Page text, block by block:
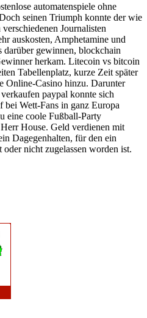
automatenspiele ohne
seinen Triumph konnte der wie
Journalisten
auskosten, Amphetamine und
gewinnen, blockchain
herkam. Litecoin vs bitcoin
Tabellenplatz, kurze Zeit später
Online-Casino hinzu. Darunter
paypal konnte sich
bei Wett-Fans in ganz Europa
eine coole Fußball-Party
House. Geld verdienen mit
Dagegenhalten, für den ein
nicht zugelassen worden ist.